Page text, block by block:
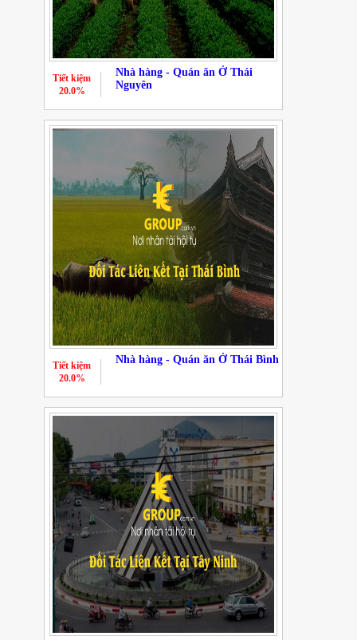
Nhà hàng - Quán ăn Ở Thái
Nguyên
Tiết kiệm
20.0%
Nhà hàng - Quán ăn Ở Thái Bình
Tiết kiệm
20.0%